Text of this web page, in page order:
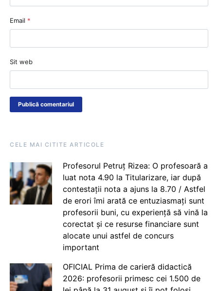
Email *
Sit web
CELE MAI CITITE ARTICOLE
Profesorul Petruț Rizea: O profesoară a
luat nota 4.90 la Titularizare, iar după
contestații nota a ajuns la 8.70 / Astfel
de erori îmi arată ce entuziasmați sunt
profesorii buni, cu experiență să vină la
corectat și ce resurse financiare sunt
alocate unui astfel de concurs
important
OFICIAL Prima de carieră didactică
2026: profesorii primesc cei 1.500 de